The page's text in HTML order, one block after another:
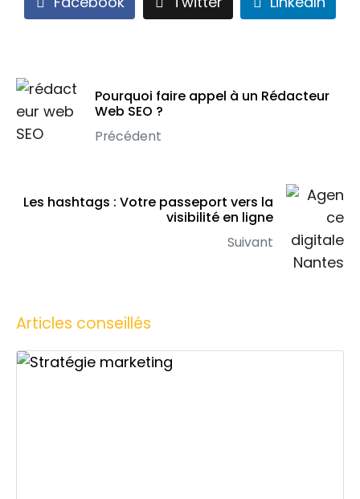
Pourquoi faire appel à un Rédacteur
Web SEO ?
Précédent
Les hashtags : Votre passeport vers la
visibilité en ligne
Suivant
Articles conseillés